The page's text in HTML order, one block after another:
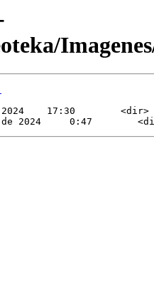
2024    17:30        <dir>
de 2024     0:47